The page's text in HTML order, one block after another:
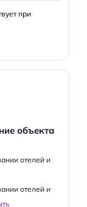
при
объекта
отелей и
отелей и